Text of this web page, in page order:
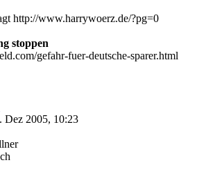
http://www.harrywoerz.de/?pg=0
stoppen
gefahr-fuer-deutsche-sparer.html
Dez 2005, 10:23